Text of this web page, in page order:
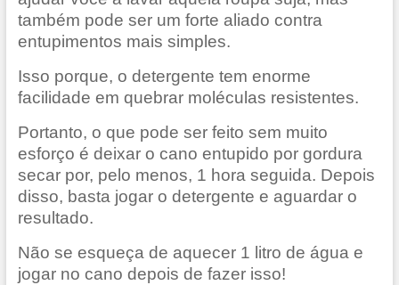
também pode ser um forte aliado contra
entupimentos mais simples.
Isso porque, o detergente tem enorme
facilidade em quebrar moléculas resistentes.
Portanto, o que pode ser feito sem muito
esforço é deixar o cano entupido por gordura
secar por, pelo menos, 1 hora seguida. Depois
disso, basta jogar o detergente e aguardar o
resultado.
Não se esqueça de aquecer 1 litro de água e
jogar no cano depois de fazer isso!